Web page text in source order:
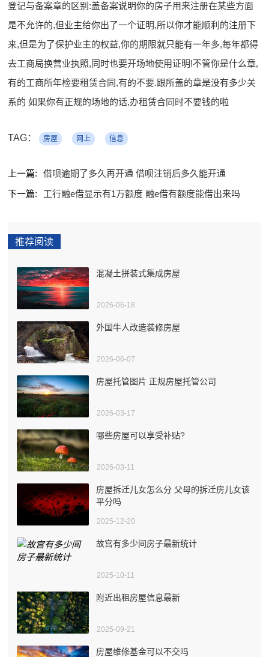
登记与备案章的区别:盖备案说明你的房子用来注册在某些方面
是不允许的,但业主给你出了一个证明,所以你才能顺利的注册下
来,但是为了保护业主的权益,你的期限就只能有一年多,每年都得
去工商局换营业执照,同时也要开场地使用证明!不管你是什么章,
有的工商所年检要租赁合同,有的不要.跟所盖的章是没有多少关
系的 如果你有正规的场地的话,办租赁合同时不要钱的啦
TAG： 房屋 网上 信息
上一篇:
借呗逾期了多久再开通 借呗注销后多久能开通
下一篇:
工行融e借显示有1万额度 融e借有额度能借出来吗
推荐阅读
混凝土拼装式集成房屋
2026-06-18
外国牛人改造装修房屋
2026-06-07
房屋托管图片 正规房屋托管公司
2026-03-17
哪些房屋可以享受补贴?
2026-03-11
房屋拆迁儿女怎么分 父母的拆迁房儿女该
平分吗
2025-12-20
故宫有多少间房子最新统计
2025-10-11
附近出租房屋信息最新
2025-09-21
房屋维修基金可以不交吗